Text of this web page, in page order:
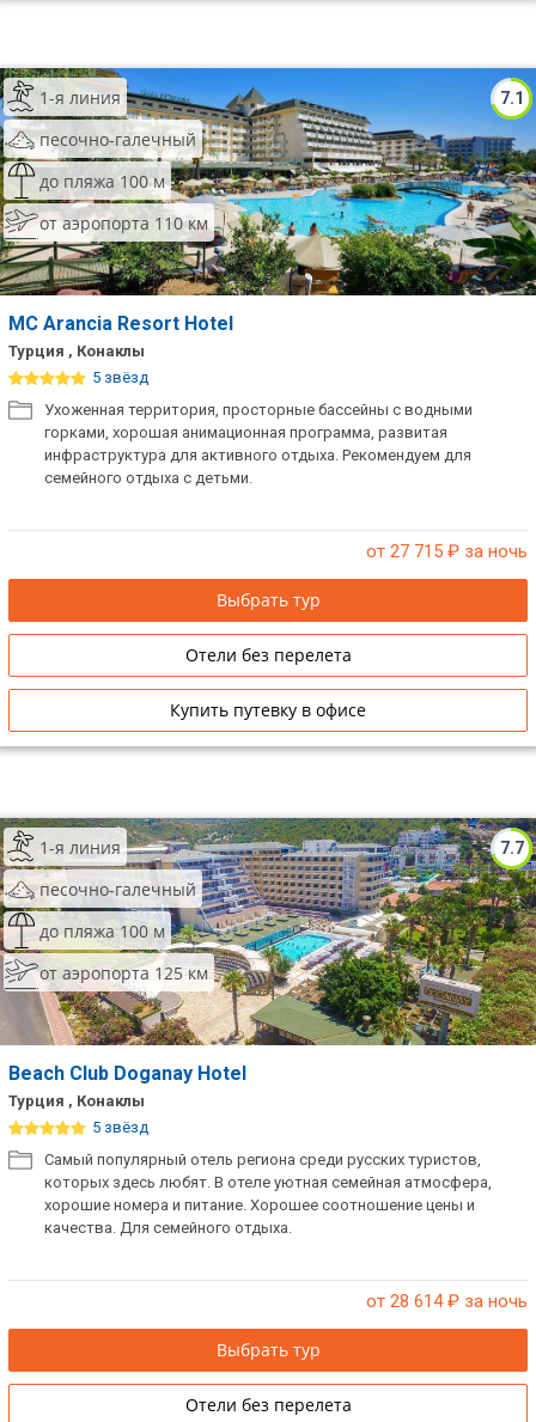
7.1
1-я линия
песочно-галечный
до пляжа 100 м
от аэропорта 110 км
MC Arancia Resort Hotel
Турция , Конаклы
5 звёзд
Ухоженная территория, просторные бассейны с водными
горками, хорошая анимационная программа, развитая
инфраструктура для активного отдыха. Рекомендуем для
семейного отдыха с детьми.
от 27 715 ₽ за ночь
Выбрать тур
Отели без перелета
Купить путевку в офисе
7.7
1-я линия
песочно-галечный
до пляжа 100 м
от аэропорта 125 км
Beach Club Doganay Hotel
Турция , Конаклы
5 звёзд
Самый популярный отель региона среди русских туристов,
которых здесь любят. В отеле уютная семейная атмосфера,
хорошие номера и питание. Хорошее соотношение цены и
качества. Для семейного отдыха.
от 28 614₽ за ночь
Выбрать тур
Отели без перелета